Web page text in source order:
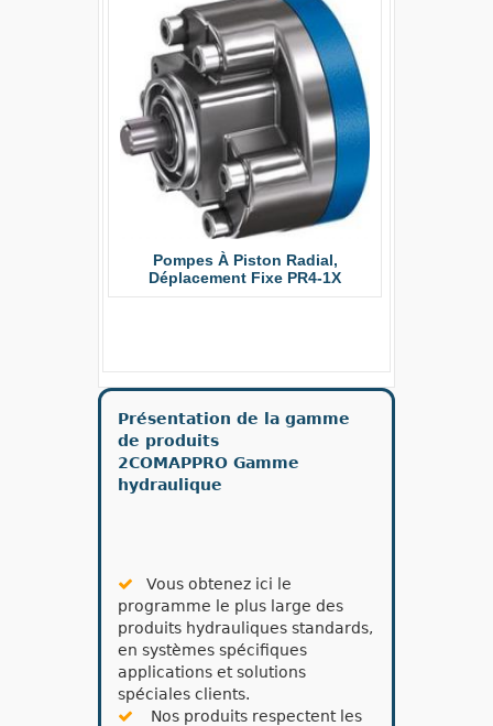
Pompes À Piston Radial,
Déplacement Fixe PR4-1X
Présentation de la gamme
de produits
2COMAPPRO Gamme
hydraulique
Vous obtenez ici le
programme le plus large des
produits hydrauliques standards,
en systèmes spécifiques
applications et solutions
spéciales clients.
Nos produits respectent les